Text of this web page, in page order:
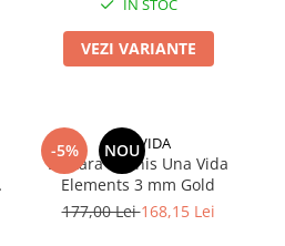
IN STOC
VEZI VARIANTE
-5% NOU
UNA VIDA
Bratara Tennis Una Vida
Elements 3 mm Gold
177,00 Lei168,15 Lei